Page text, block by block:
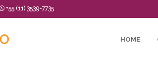
+55 (11) 3539-7735
HOME